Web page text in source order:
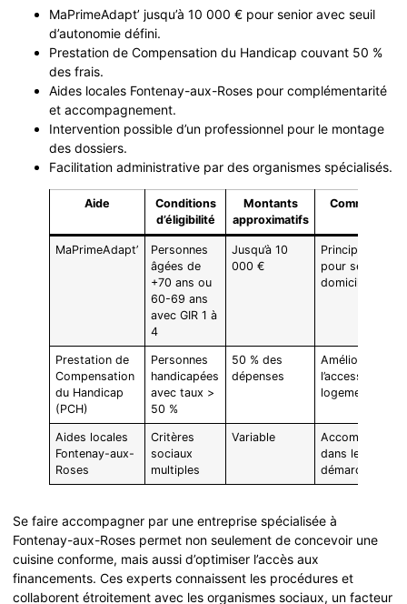
MaPrimeAdapt’ jusqu’à 10 000 € pour senior avec seuil
d’autonomie défini.
Prestation de Compensation du Handicap couvant 50 %
des frais.
Aides locales Fontenay-aux-Roses pour complémentarité
et accompagnement.
Intervention possible d’un professionnel pour le montage
des dossiers.
Facilitation administrative par des organismes spécialisés.
Aide
Conditions
d’éligibilité
Montants
approximatifs
MaPrimeAdapt’
Personnes
âgées de
+70 ans ou
60-69 ans
avec GIR 1 à
4
Jusqu’à 10
000 €
Principal
pour sécuriser
domicile
Prestation de
Compensation
du Handicap
(PCH)
Personnes
handicapées
avec taux >
50 %
50 % des
dépenses
Améliore
l’accessibilité
logements
Aides locales
Fontenay-aux-
Roses
Critères
sociaux
multiples
Variable
dans les
démarches
Se faire accompagner par une entreprise spécialisée à
Fontenay-aux-Roses permet non seulement de concevoir une
cuisine conforme, mais aussi d’optimiser l’accès aux
financements. Ces experts connaissent les procédures et
collaborent étroitement avec les organismes sociaux, un facteur